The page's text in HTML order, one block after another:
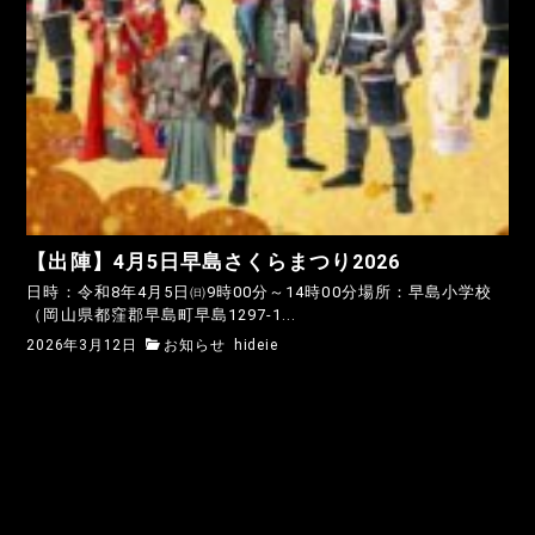
【出陣】4月5日早島さくらまつり2026
日時：令和8年4月5日㈰9時00分～14時00分場所：早島小学校
（岡山県都窪郡早島町早島1297-1...
2026年3月12日 お知らせ hideie